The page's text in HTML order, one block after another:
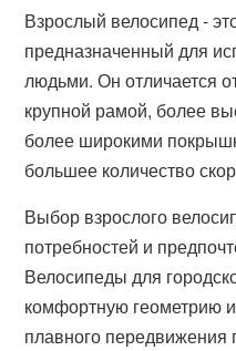
Взрослый велосипед -
предназначенный для
людьми. Он отличается
крупной рамой, более
более широкими
большее количество
Выбор взрослого
потребностей и
Велосипеды для
комфортную геометрию
плавного